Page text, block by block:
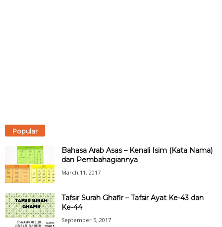
Popular
Bahasa Arab Asas – Kenali Isim (Kata Nama)
dan Pembahagiannya
March 11, 2017
Tafsir Surah Ghafir – Tafsir Ayat Ke-43 dan
Ke-44
September 5, 2017